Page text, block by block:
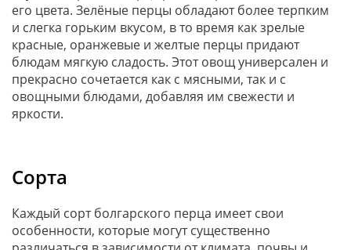
его цвета. Зелёные перцы обладают более терпким
и слегка горьким вкусом, в то время как зрелые
красные, оранжевые и желтые перцы придают
блюдам мягкую сладость. Этот овощ универсален и
прекрасно сочетается как с мясными, так и с
овощными блюдами, добавляя им свежести и
яркости.
Сорта
Каждый сорт болгарского перца имеет свои
особенности, которые могут существенно